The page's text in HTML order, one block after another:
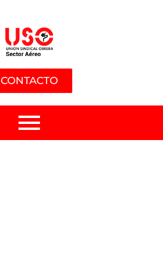
CONTACTO